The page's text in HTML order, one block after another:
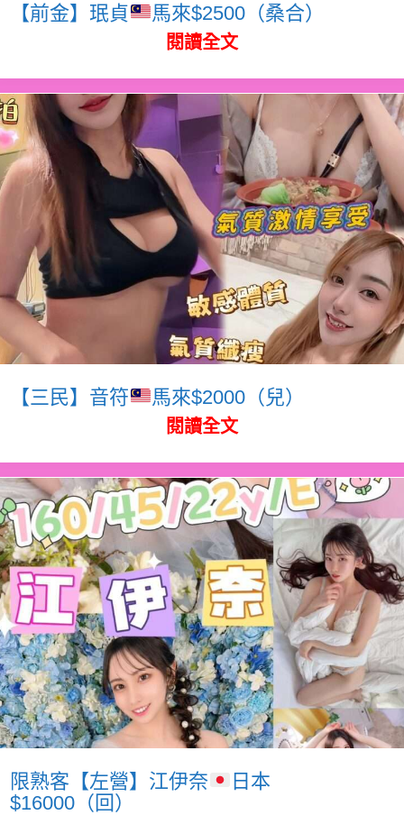
【前金】珉貞 馬來$2500（桑合）
閱讀全文
【三民】音符 馬來$2000（兒）
閱讀全文
限熟客【左營】江伊奈
日本
$16000（回）